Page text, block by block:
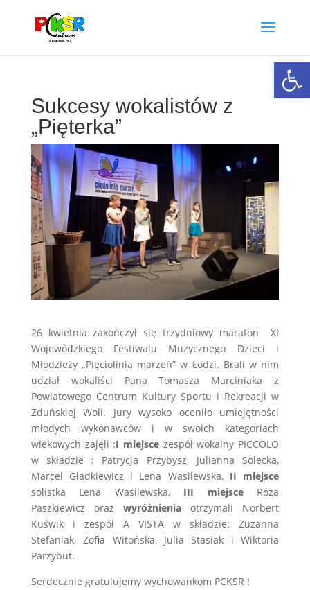
Sukcesy wokalistów z
„Pięterka”
26 kwietnia zakończył się trzydniowy maraton XI
Wojewódzkiego Festiwalu Muzycznego Dzieci i
Młodzieży „Pięciolinia marzeń” w Łodzi. Brali w nim
udział wokaliści Pana Tomasza Marciniaka z
Powiatowego Centrum Kultury Sportu i Rekreacji w
Zduńskiej Woli. Jury wysoko oceniło umiejętności
młodych wykonawców i w swoich kategoriach
wiekowych zajęli :I miejsce zespół wokalny PICCOLO
w składzie : Patrycja Przybysz, Julianna Solecka,
Marcel Gładkiewicz i Lena Wasilewska, II miejsce
solistka Lena Wasilewska, III miejsceRóża
Paszkiewicz oraz wyróżnieniaotrzymali Norbert
Kuświk i zespół A VISTA w składzie: Zuzanna
Stefaniak, Zofia Witońska, Julia Stasiak i Wiktoria
Parzybut.
Serdecznie gratulujemy wychowankom PCKSR !